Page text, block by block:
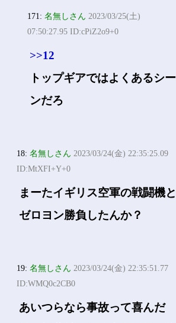
171:名無しさん 2023/03/25(土)
07:50:27.95 ID:cPiZ2o9+0
>>12
トップギアではよくあるシー
ンだろ
18:名無しさん 2023/03/24(金) 22:35:25.09
ID:MtXFI+Y+0
まーたイギリス空軍の戦闘機と
ゼロヨン勝負したんか？
19:名無しさん 2023/03/24(金) 22:35:51.77
ID:WMQ0c2CB0
あいつらなら事故って喜んだ